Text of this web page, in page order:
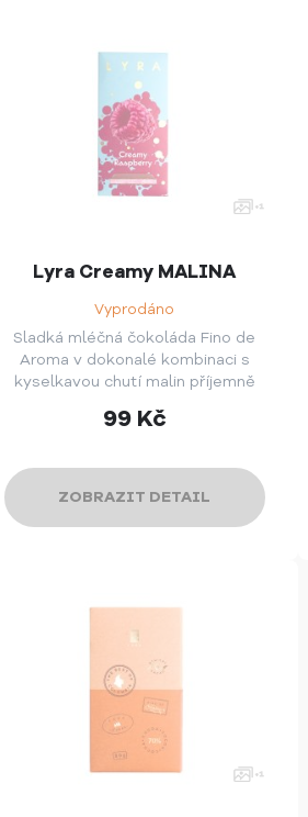
Lyra Creamy MALINA
Vyprodáno
Sladká mléčná čokoláda Fino de
Aroma v dokonalé kombinaci s
kyselkavou chutí malin příjemně
99 Kč
ZOBRAZIT DETAIL